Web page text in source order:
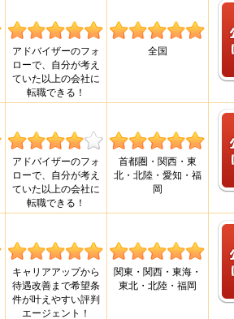
アドバイザーのフォ
ローで、自分が考え
ていた以上の会社に
転職できる！
全国
アドバイザーのフォ
ローで、自分が考え
ていた以上の会社に
転職できる！
首都圏・関西・東
北・北陸・愛知・福
岡
キャリアアップから
待遇改善まで希望条
件が叶えやすい評判
エージェント！
関東・関西・東海・
東北・北陸・福岡